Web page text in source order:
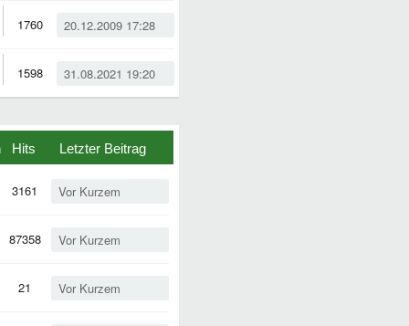
20.12.2009 17:28
1760
31.08.2021 19:20
1598
Hits Letzter Beitrag
Vor Kurzem
3161
Vor Kurzem
87358
Vor Kurzem
21